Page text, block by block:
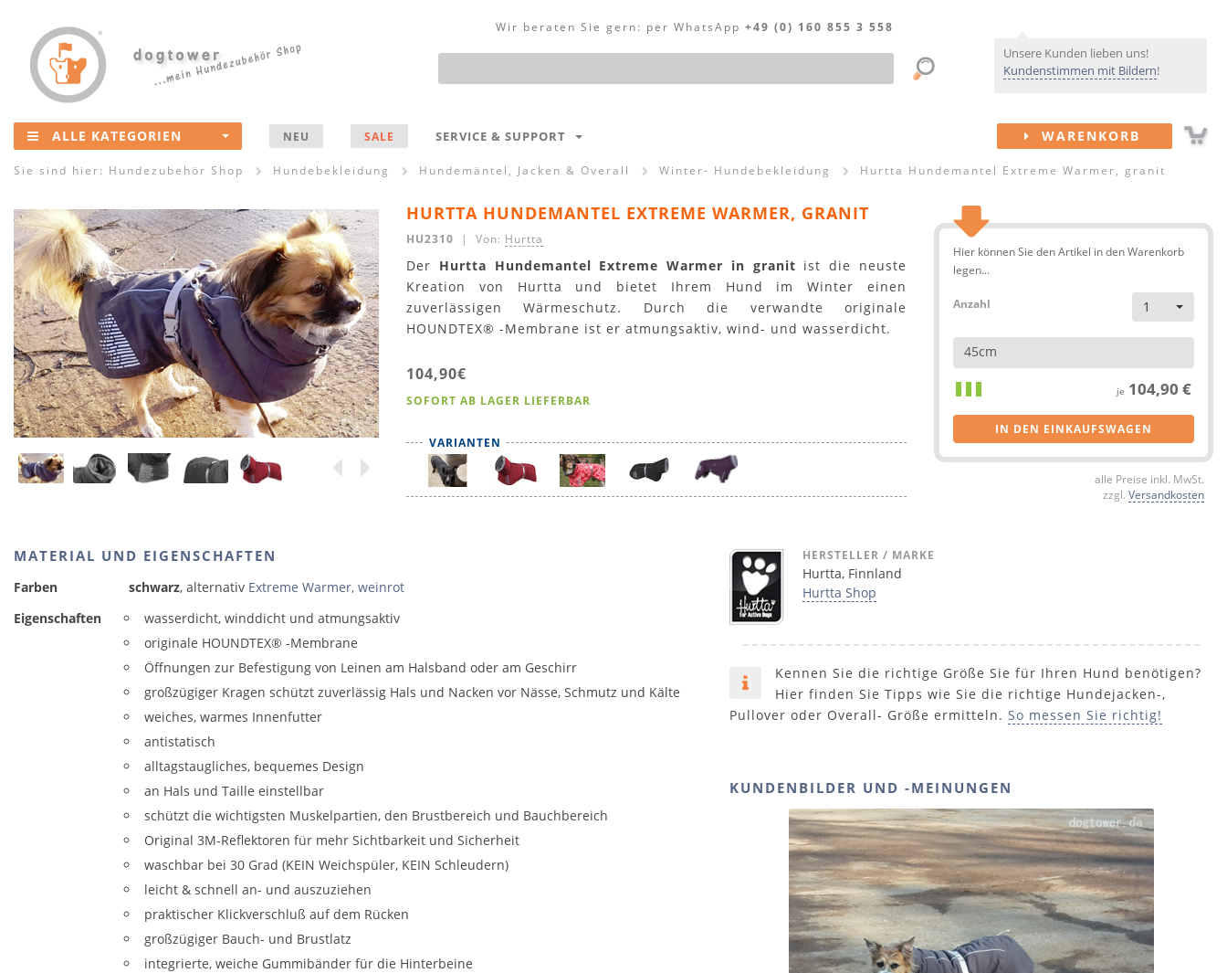
Unsere Kunden lieben uns!
Kundenstimmen mit Bildern!
Wir beraten Sie gern: per WhatsApp +49 (0) 160 855 3 558
Produktsuche
ALLE KATEGORIEN NEU SALE SERVICE & SUPPORT WARENKORB
Sie sind hier: Hundezubehör Shop Hundebekleidung Hundemäntel, Jacken & Overall Winter- Hundebekleidung Hurtta Hundemantel Extreme Warmer, granit
HURTTA HUNDEMANTEL EXTREME WARMER, GRANIT
HU2310 | Von: Hurtta
Der Hurtta Hundemantel Extreme Warmer in granit ist die neuste
Kreation von Hurtta und bietet Ihrem Hund im Winter einen
zuverlässigen Wärmeschutz. Durch die verwandte originale
HOUNDTEX® -Membrane ist er atmungsaktiv, wind- und wasserdicht.
104,90€
SOFORT AB LAGER LIEFERBAR
VARIANTEN
Hier können Sie den Artikel in den Warenkorb
legen...
Anzahl 1
45cm
je 104,90 €
IN DEN EINKAUFSWAGEN
alle Preise inkl. MwSt.
zzgl. Versandkosten
MATERIAL UND EIGENSCHAFTEN
Farben schwarz, alternativ Extreme Warmer, weinrot
Eigenschaften
wasserdicht, winddicht und atmungsaktiv
originale HOUNDTEX® -Membrane
Öffnungen zur Befestigung von Leinen am Halsband oder am Geschirr
großzügiger Kragen schützt zuverlässig Hals und Nacken vor Nässe, Schmutz und Kälte
weiches, warmes Innenfutter
antistatisch
alltagstaugliches, bequemes Design
an Hals und Taille einstellbar
schützt die wichtigsten Muskelpartien, den Brustbereich und Bauchbereich
Original 3M-Reflektoren für mehr Sichtbarkeit und Sicherheit
waschbar bei 30 Grad (KEIN Weichspüler, KEIN Schleudern)
leicht & schnell an- und auszuziehen
praktischer Klickverschluß auf dem Rücken
großzügiger Bauch- und Brustlatz
integrierte, weiche Gummibänder für die Hinterbeine
HERSTELLER / MARKE
Hurtta, Finnland
Hurtta Shop
Kennen Sie die richtige Größe Sie für Ihren Hund benötigen?
Hier finden Sie Tipps wie Sie die richtige Hundejacken-,
Pullover oder Overall- Größe ermitteln. So messen Sie richtig!
KUNDENBILDER UND -MEINUNGEN